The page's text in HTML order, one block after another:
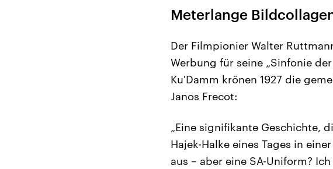
Meterlange
Der Filmpionier Walter
Werbung für seine „Sinfonie
Ku'Damm krönen 1927 die
Janos Frecot:
„Eine signifikante Geschichte,
Hajek-Halke eines Tages in
aus – aber eine SA-Uniform?